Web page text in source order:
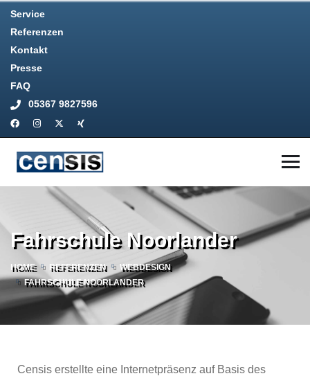
Service
Referenzen
Kontakt
Presse
FAQ
05367 9827596
Fahrschule Noorlander
HOME REFERENZEN
WEBDESIGN
FAHRSCHULE NOORLANDER
Censis erstellte eine Internetpräsenz auf Basis des